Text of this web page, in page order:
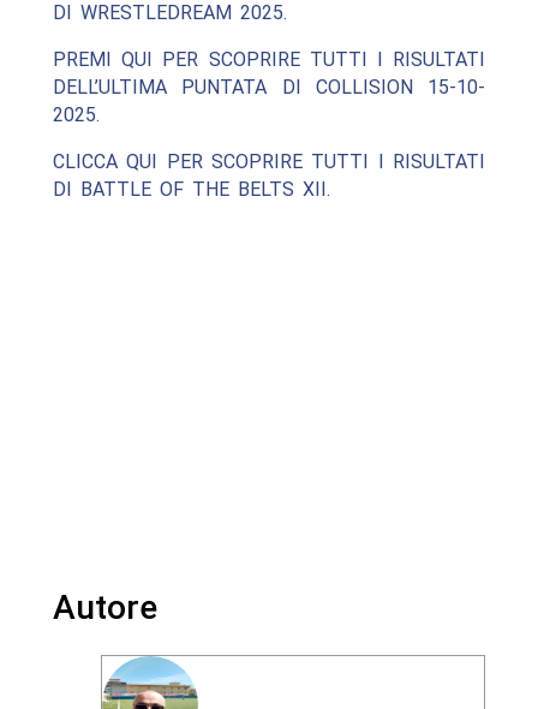
DI WRESTLEDREAM 2025.
PREMI QUI PER SCOPRIRE TUTTI I RISULTATI
DELL’ULTIMA PUNTATA DI COLLISION 15-10-
2025.
CLICCA QUI PER SCOPRIRE TUTTI I RISULTATI
DI BATTLE OF THE BELTS XII.
Autore